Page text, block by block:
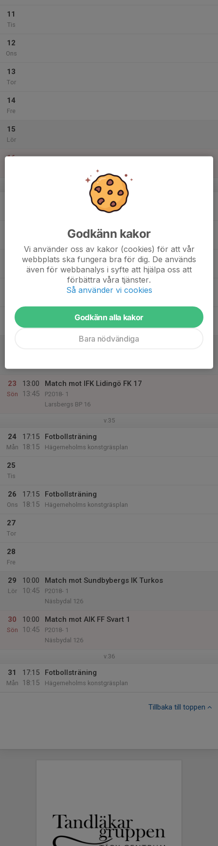
11
Tis
12
Ons
13
Tor
14
Fre
15
Lör
16
v.34
Fotbollsträning
Hägerneholms konstgräsplan
17:15
18:15
Fotbollsträning
Hägerneholms konstgräsplan
21
Match mot Ursvik IK Svart
23
Sön
13:00
13:45
Match mot IFK Lidingö FK 17
P2018- 1
Larsbergs BP 16
v.35
24
Mån
17:15
18:15
Fotbollsträning
Hägerneholms konstgräsplan
25
Tis
26
Ons
17:15
18:15
Fotbollsträning
Hägerneholms konstgräsplan
27
Tor
28
Fre
29
Lör
10:00
10:45
Match mot Sundbybergs IK Turkos
P2018- 1
Näsbydal 126
30
Sön
10:00
10:45
Match mot AIK FF Svart 1
P2018- 1
Näsbydal 126
v.36
31
Mån
17:15
18:15
Fotbollsträning
Hägerneholms konstgräsplan
Tillbaka till toppen
Godkänn kakor
Vi använder oss av kakor (cookies) för att vår
webbplats ska fungera bra för dig. De används
även för webbanalys i syfte att hjälpa oss att
förbättra våra tjänster.
Så använder vi cookies
Godkänn alla kakor
Bara nödvändiga